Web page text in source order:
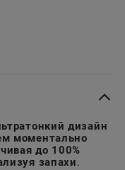
дизайн
моментально
до 100%
запахи.